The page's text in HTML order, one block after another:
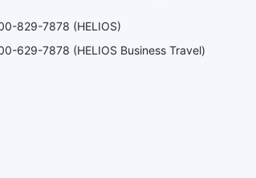
829-7878 (HELIOS)
629-7878 (HELIOS Business Travel)